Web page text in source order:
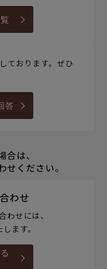
ております。ぜひ
答
は、
せください。
わせ
わせには、
ます。